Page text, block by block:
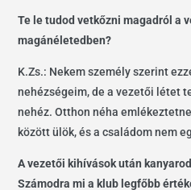
Te le tudod vetkőzni magadról a
magánéletedben?
K.Zs.: Nekem személy szerint
nehézségeim, de a vezetői létet
nehéz. Otthon néha
között ülök, és a családom nem
A vezetői kihívások után
Számodra mi a klub legfőbb